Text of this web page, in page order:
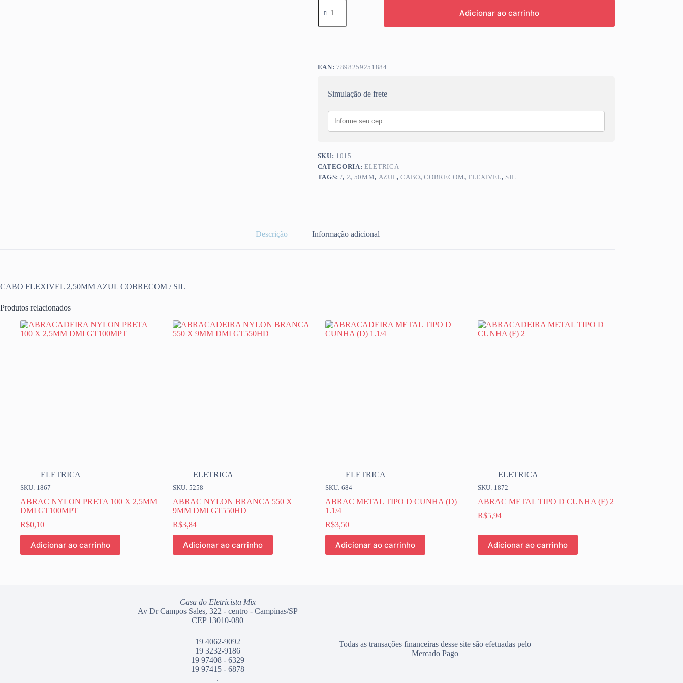
CABO
FLEX
AZUL
Adicionar ao carrinho
EAN: 7898259251884
Simulação de frete
SKU: 1015
CATEGORIA: ELETRICA
TAGS: /, 2, 50MM, AZUL,CABO,COBRECOM, FLEXIVEL, SIL
Descrição Informação adicional
CABO FLEXIVEL 2,50MM AZUL COBRECOM / SIL
Produtos relacionados
ELETRICA
SKU: 1867
ABRAC NYLON PRETA 100 X 2,5MM
DMI GT100MPT
R$0,10
Adicionar ao carrinho
ELETRICA
SKU: 5258
ABRAC NYLON BRANCA 550 X
9MM DMI GT550HD
R$3,84
Adicionar ao carrinho
ELETRICA
SKU: 684
ABRAC METAL TIPO D CUNHA (D)
1.1/4
R$3,50
Adicionar ao carrinho
ELETRICA
SKU: 1872
ABRAC METAL TIPO D CUNHA (F) 2
R$5,94
Adicionar ao carrinho
Casa do Eletricista Mix
Av Dr Campos Sales, 322 - centro - Campinas/SP
CEP 13010-080
19 4062-9092
19 3232-9186
19 97408 - 6329
19 97415 - 6878
.
Todas as transações financeiras desse site são efetuadas pelo
Mercado Pago